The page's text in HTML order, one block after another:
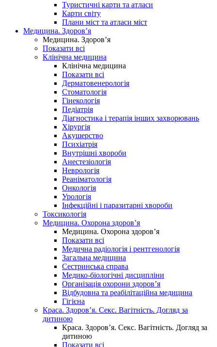
Туристичні карти та атласи
Карти світу
Плани міст та атласи міст
Медицина. Здоров’я
Медицина. Здоров’я
Показати всі
Клінічна медицина
Клінічна медицина
Показати всі
Дерматовенерологія
Стоматологія
Гінекологія
Педіатрія
Діагностика і терапія інших захворювань
Хірургія
Акушерство
Психіатрія
Внутрішні хвороби
Анестезіологія
Неврологія
Реаніматологія
Онкологія
Урологія
Інфекційні і паразитарні хвороби
Токсикологія
Медицина. Охорона здоров’я
Медицина. Охорона здоров’я
Показати всі
Медична радіологія і рентгенологія
Загальна медицина
Сестринська справа
Медико-біологічні дисципліни
Організація охорони здоров’я
Відбудовна та реабілітаційна медицина
Гігієна
Краса. Здоров’я. Секс. Вагітність. Догляд за
дитиною
Краса. Здоров’я. Секс. Вагітність. Догляд за
дитиною
Показати всі